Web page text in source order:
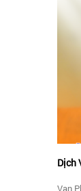
Dịch
Vạn